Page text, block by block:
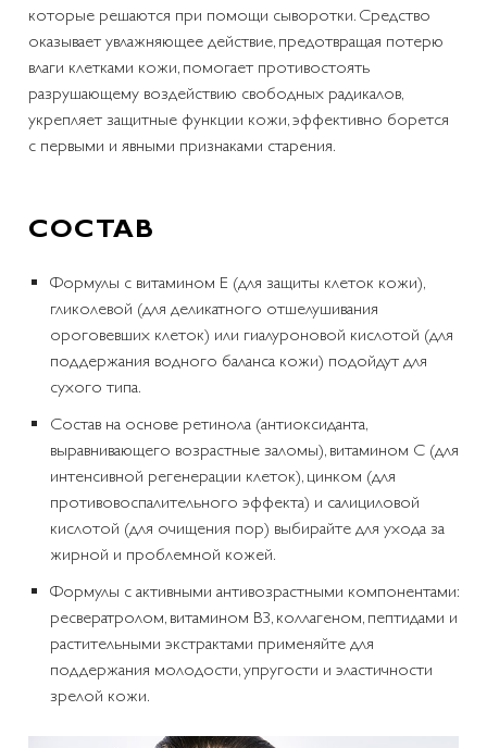
которые решаются при помощи сыворотки. Средство
оказывает увлажняющее действие, предотвращая потерю
влаги клетками кожи, помогает противостоять
разрушающему воздействию свободных радикалов,
укрепляет защитные функции кожи, эффективно борется
с первыми и явными признаками старения.
СОСТАВ
Формулы с витамином Е (для защиты клеток кожи),
гликолевой (для деликатного отшелушивания
ороговевших клеток) или гиалуроновой кислотой (для
поддержания водного баланса кожи) подойдут для
сухого типа.
Состав на основе ретинола (антиоксиданта,
выравнивающего возрастные заломы), витамином С (для
интенсивной регенерации клеток), цинком (для
противовоспалительного эффекта) и салициловой
кислотой (для очищения пор) выбирайте для ухода за
жирной и проблемной кожей.
Формулы с активными антивозрастными компонентами:
ресвератролом, витамином В3, коллагеном, пептидами и
растительными экстрактами применяйте для
поддержания молодости, упругости и эластичности
зрелой кожи.